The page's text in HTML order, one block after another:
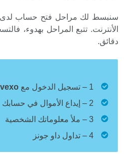
سنبسط لك مراحل فتح حساب لدى
الأنترنت. تتبع المراحل بهدوء،
دقائق.
1 – تسجيل الدخول مع
2 – إيداع الأموال في حسابك
3 – ملأ معلوماتك الشخصية
4 – تداول داو جونز